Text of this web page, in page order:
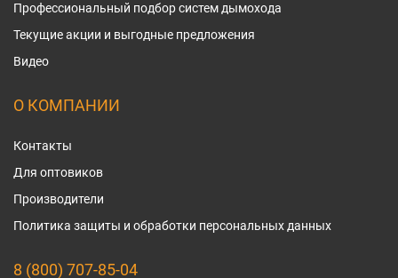
Профессиональный подбор систем дымохода
Текущие акции и выгодные предложения
Видео
О КОМПАНИИ
Контакты
Для оптовиков
Производители
Политика защиты и обработки персональных данных
8 (800) 707-85-04